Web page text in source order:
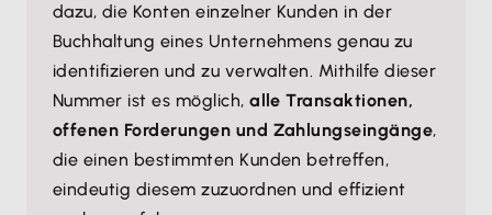
dazu, die Konten einzelner Kunden in der
Buchhaltung eines Unternehmens genau zu
identifizieren und zu verwalten. Mithilfe dieser
Nummer ist es möglich,alle Transaktionen,
offenen Forderungen und Zahlungseingänge,
die einen bestimmten Kunden betreffen,
eindeutig diesem zuzuordnen und effizient